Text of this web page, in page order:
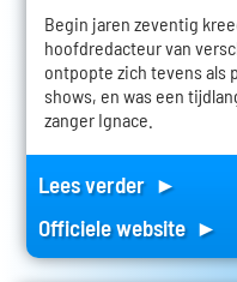
Begin jaren zeventig
hoofdredacteur van
ontpopte zich tevens als
shows, en was een
zanger Ignace.
Lees verder ►
Officiele website ►